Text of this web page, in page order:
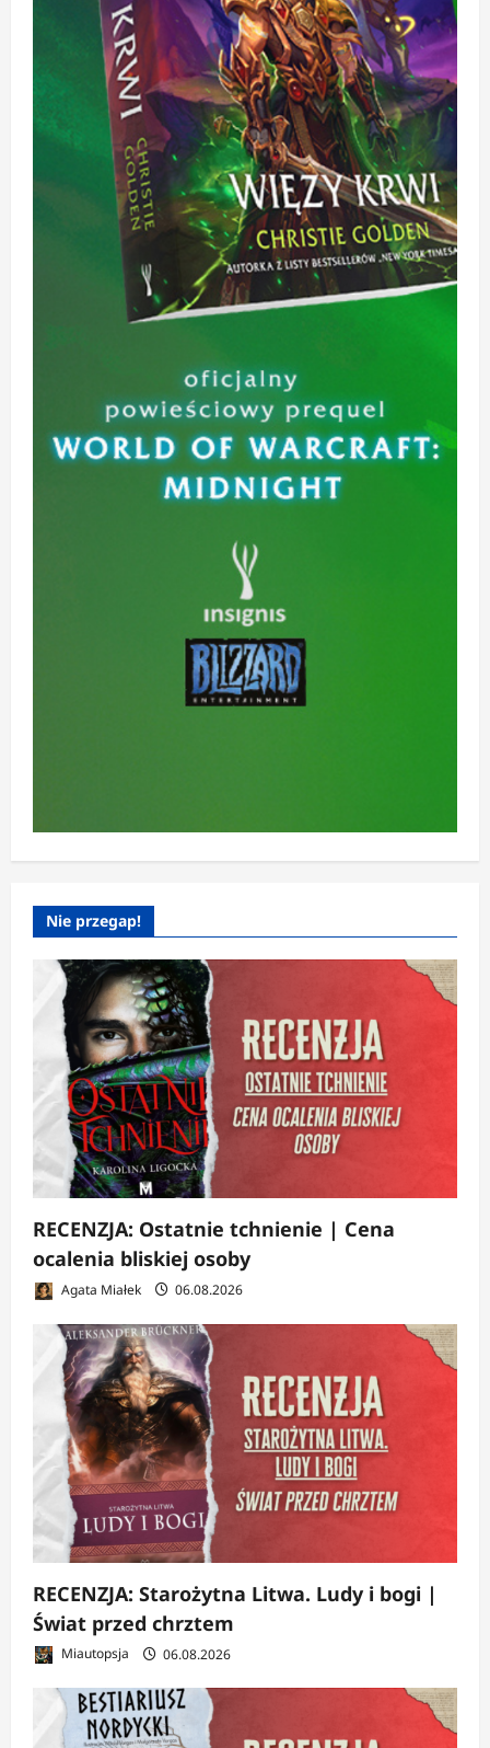
Nie przegap!
RECENZJA: Ostatnie tchnienie | Cena
ocalenia bliskiej osoby
Agata Miałek 06.08.2026
RECENZJA: Starożytna Litwa. Ludy i bogi |
Świat przed chrztem
Miautopsja 06.08.2026